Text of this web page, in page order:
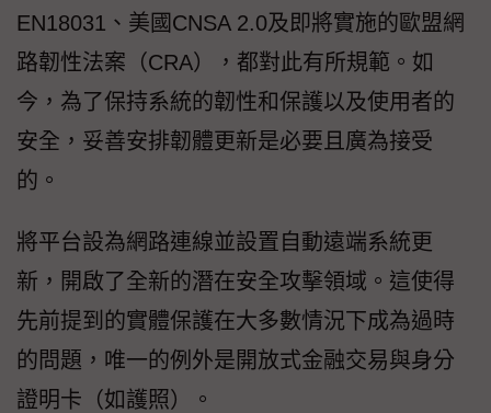
EN18031、美國CNSA 2.0及即將實施的歐盟網
路韌性法案（CRA），都對此有所規範。如
今，為了保持系統的韌性和保護以及使用者的
安全，妥善安排韌體更新是必要且廣為接受
的。
將平台設為網路連線並設置自動遠端系統更
新，開啟了全新的潛在安全攻擊領域。這使得
先前提到的實體保護在大多數情況下成為過時
的問題，唯一的例外是開放式金融交易與身分
證明卡（如護照）。